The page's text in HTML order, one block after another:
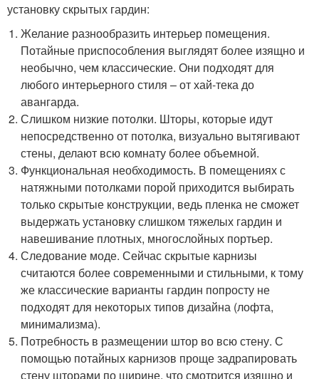
установку скрытых гардин:
Желание разнообразить интерьер помещения.
Потайные приспособления выглядят более изящно и
необычно, чем классические. Они подходят для
любого интерьерного стиля – от хай-тека до
авангарда.
Слишком низкие потолки. Шторы, которые идут
непосредственно от потолка, визуально вытягивают
стены, делают всю комнату более объемной.
Функциональная необходимость. В помещениях с
натяжными потолками порой приходится выбирать
только скрытые конструкции, ведь пленка не сможет
выдержать установку слишком тяжелых гардин и
навешивание плотных, многослойных портьер.
Следование моде. Сейчас скрытые карнизы
считаются более современными и стильными, к тому
же классические варианты гардин попросту не
подходят для некоторых типов дизайна (лофта,
минимализма).
Потребность в размещении штор во всю стену. С
помощью потайных карнизов проще задрапировать
стену шторами по ширине, что смотрится изящно и